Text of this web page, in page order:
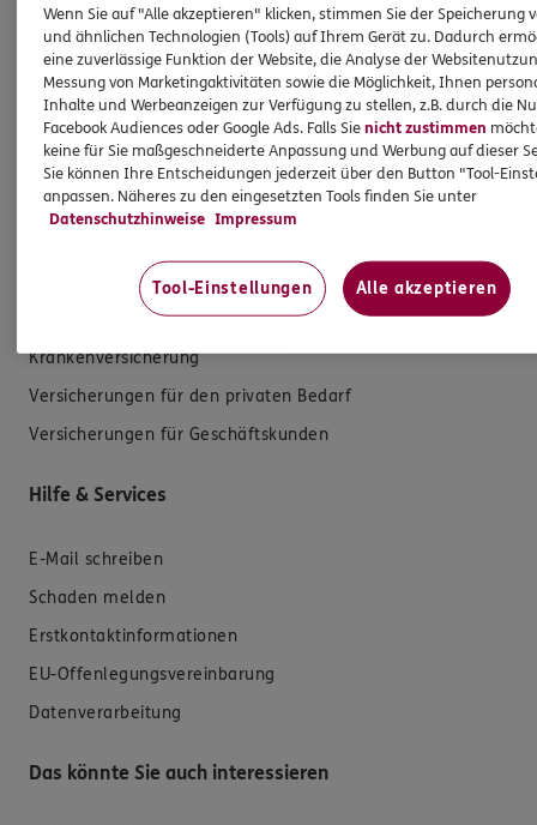
ferner sonstige Zuwendungen.
Mehr Informationen
Produkte
Zahnversicherungen
Kfz-Versicherung
Krankenversicherung
Versicherungen für den privaten Bedarf
Versicherungen für Geschäftskunden
Hilfe & Services
E-Mail schreiben
Schaden melden
Erstkontaktinformationen
EU-Offenlegungsvereinbarung
Datenverarbeitung
Das könnte Sie auch interessieren
Wenn Sie auf "Alle akzeptieren" klicken, stimmen Sie der Speicherung
und ähnlichen Technologien (Tools) auf Ihrem Gerät zu. Dadurch
eine zuverlässige Funktion der Website, die Analyse der
Messung von Marketingaktivitäten sowie die Möglichkeit, Ihnen
Inhalte und Werbeanzeigen zur Verfügung zu stellen, z.B. durch die
Facebook Audiences oder Google Ads. Falls Sienicht zustimmen
keine für Sie maßgeschneiderte Anpassung und Werbung auf dieser
Sie können Ihre Entscheidungen jederzeit über den Button "Tool-
anpassen. Näheres zu den eingesetzten Tools finden Sie unter
Datenschutzhinweise Impressum
Tool-Einstellungen Alle akzeptieren